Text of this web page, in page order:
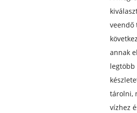
veendő
annak
legtöbb
tárolni,
vízhez